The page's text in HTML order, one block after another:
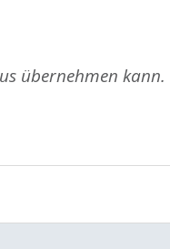
übernehmen kann.